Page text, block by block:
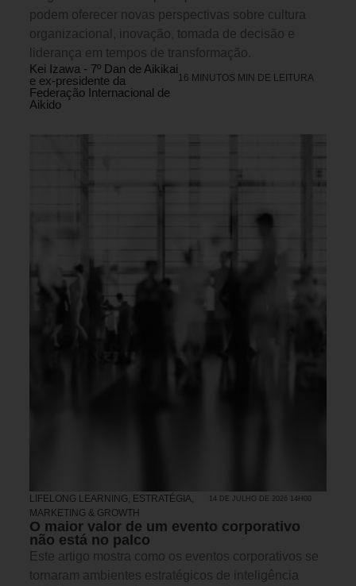
podem oferecer novas perspectivas sobre cultura
organizacional, inovação, tomada de decisão e
liderança em tempos de transformação.
Kei Izawa - 7º Dan de Aikikai
e ex-presidente da
Federação Internacional de
Aikido
16 MINUTOS MIN DE LEITURA
LIFELONG LEARNING, ESTRATÉGIA,
MARKETING & GROWTH
14 DE JULHO DE 2026 14H00
O maior valor de um evento corporativo
não está no palco
Este artigo mostra como os eventos corporativos se
tornaram ambientes estratégicos de inteligência